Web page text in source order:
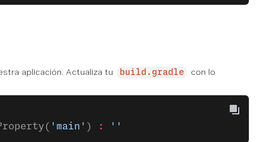
aplicación. Actualiza tu build.gradle con lo
'main' ) : ''